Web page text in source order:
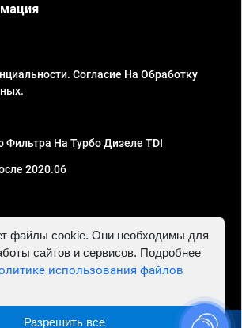
Согласие На Обработку
Фильтра На Турбо Дизеле TDI
2020.06
Павлович. ИНН 781302555843,
файлы cookie. Они необходимы для
сайтов и сервисов. Подробнее
использования файлов
Разрешить все